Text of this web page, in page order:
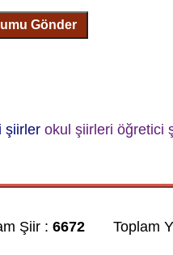
Gönder
şiirler okul şiirleri öğretici
Şiir :6672 Toplam